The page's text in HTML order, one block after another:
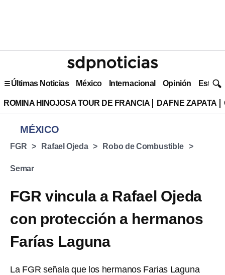
Últimas Noticias México Internacional Opinión Estilo
ROMINA HINOJOSA TOUR DE FRANCIA DAFNE ZAPATA
MÉXICO
FGR Rafael Ojeda Robo de Combustible
Semar
FGR vincula a Rafael Ojeda
con protección a hermanos
Farías Laguna
La FGR señala que los hermanos Farias Laguna